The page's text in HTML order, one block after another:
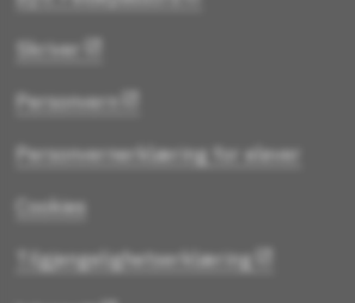
Skriver
Personvern
Personvernerklæring for elever
Cookies
Tilgjengelighetserklæring